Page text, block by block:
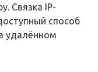
Связка IP-
способ
удалённом